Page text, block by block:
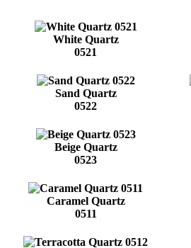
White Quartz
0521
Sand Quartz
0522
Beige Quartz
0523
Caramel Quartz
0511